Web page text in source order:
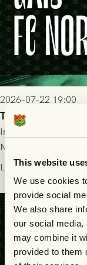
This website
We use cookies
provide social
We also share
our social media,
may combine it
provided to them
2026-07-22 19:00
Truppen till GAIS
Imorgon torsdag
Nordsjælland på
Holmberg och
matchen:
Läs mer